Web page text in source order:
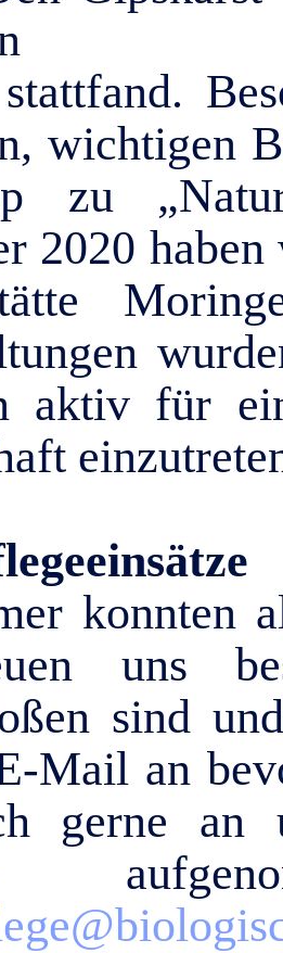
wichtigen
zu
2020
aktiv für
konnten
uns
sind
Mail an
gerne an